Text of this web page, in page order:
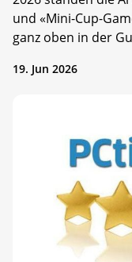
und «Mini-Cup-
ganz oben in der
19. Jun 2026